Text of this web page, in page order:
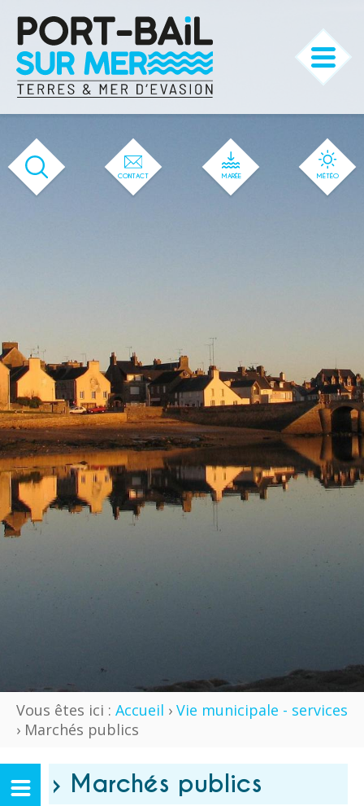
CONTACT MARÉE MÉTÉO
Vous êtes ici : Accueil › Vie municipale - services
› Marchés publics
› Marchés publics